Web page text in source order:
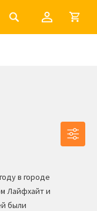
в городе
Лайфхайт и
были